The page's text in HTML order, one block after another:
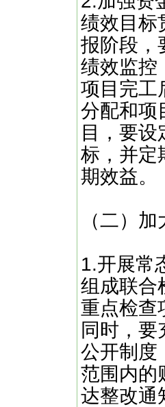
绩效目标
报阶段，
绩效监控
项目完工
分配和项
目，要
标，并定
期效益。
（二）
1.开展常
组成联合
重点检查
同时，
公开制度
范围内的
达整改通